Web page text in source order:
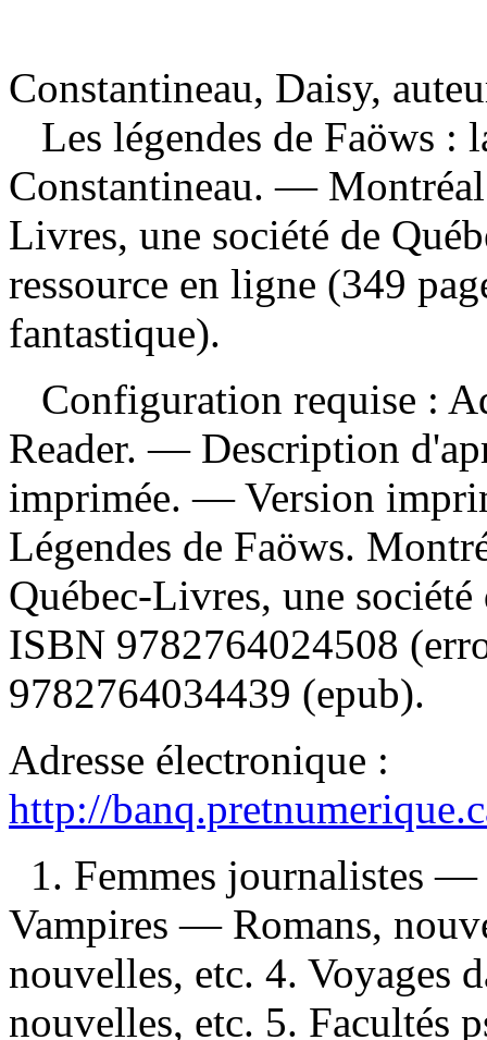
Constantineau, Daisy,
Les légendes de Faöws :
Constantineau. —
Livres, une société de
ressource en ligne (349
fantastique).
Configuration requise :
Reader. — Description
imprimée. —Version
Légendes de Faöws.
Québec-Livres, une
ISBN 9782764024508
9782764034439 (epub).
Adresse électronique :
http://
1. Femmes journalistes
Vampires — Romans,
nouvelles, etc. 4. Voyages
nouvelles, etc. 5. Facultés